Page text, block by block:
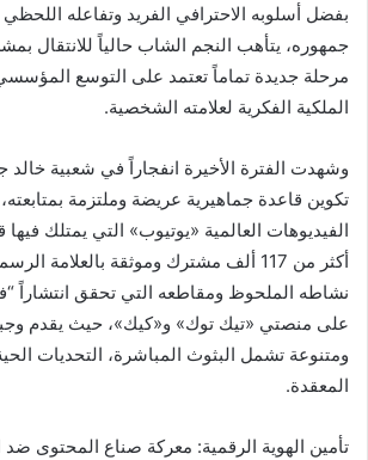
بفضل أسلوبه الاحترافي الفريد وتفاعله
جمهوره، يتأهب النجم الشاب حالياً للانتقال
مرحلة جديدة تماماً تعتمد على التوسع
الملكية الفكرية لعلامته الشخصية.
وشهدت الفترة الأخيرة انفجاراً في شعبية
تكوين قاعدة جماهيرية عريضة وملتزمة
الفيديوهات العالمية «يوتيوب» التي يمتلك
أكثر من 117 ألف مشترك وموثقة بالعلامة
على منصتي «تيك توك» و«كيك»، حيث يقدم
ومتنوعة تشمل البثوث المباشرة، التحديات
المعقدة.
تأمين الهوية الرقمية: معركة صناع المحتوى ضد